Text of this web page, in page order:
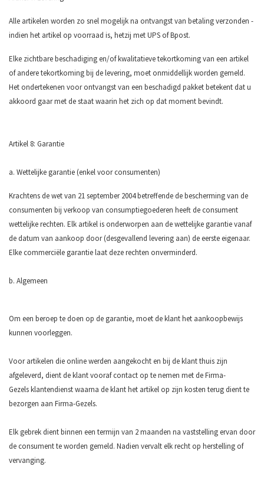
Alle artikelen worden zo snel mogelijk na ontvangst van betaling verzonden -
indien het artikel op voorraad is, hetzij met UPS of Bpost.
Elke zichtbare beschadiging en/of kwalitatieve tekortkoming van een artikel
of andere tekortkoming bij de levering, moet onmiddellijk worden gemeld.
Het ondertekenen voor ontvangst van een beschadigd pakket betekent dat u
akkoord gaar met de staat waarin het zich op dat moment bevindt.
Artikel 8: Garantie
a. Wettelijke garantie (enkel voor consumenten)
Krachtens de wet van 21 september 2004 betreffende de bescherming van de
consumenten bij verkoop van consumptiegoederen heeft de consument
wettelijke rechten. Elk artikel is onderworpen aan de wettelijke garantie vanaf
de datum van aankoop door (desgevallend levering aan) de eerste eigenaar.
Elke commerciële garantie laat deze rechten onverminderd.
b. Algemeen
Om een beroep te doen op de garantie, moet de klant het aankoopbewijs
kunnen voorleggen.
Voor artikelen die online werden aangekocht en bij de klant thuis zijn
afgeleverd, dient de klant vooraf contact op te nemen met de Firma-
Gezels klantendienst waarna de klant het artikel op zijn kosten terug dient te
bezorgen aan Firma-Gezels.
Elk gebrek dient binnen een termijn van 2 maanden na vaststelling ervan door
de consument te worden gemeld. Nadien vervalt elk recht op herstelling of
vervanging.